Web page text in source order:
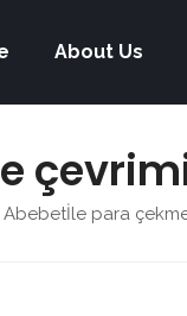
About Us
Abebetİle para